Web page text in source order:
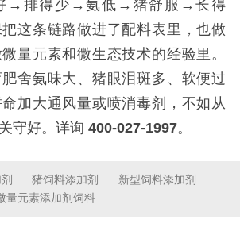
→排得少→氨低→猪舒服→长得
这条链路做进了配料表里，也做
量元素和微生态技术的经验里。
舍氨味大、猪眼泪斑多、软便过
加大通风量或喷消毒剂，不如从
守好。详询 400-027-1997。
猪饲料添加剂
新型饲料添加剂
量元素添加剂饲料